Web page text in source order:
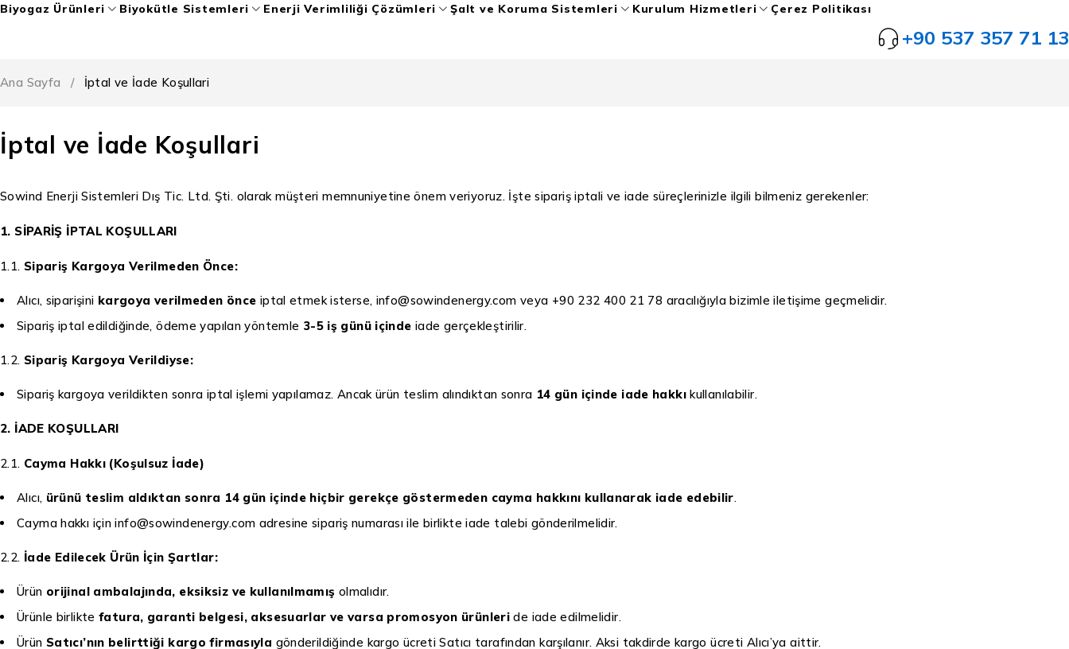
Biyogaz Ürünleri Biyokütle Sistemleri Enerji Verimliliği Çözümleri Şalt ve Koruma Sistemleri Kurulum Hizmetleri Çerez Politikası
+90 537 357 71 13
İptal ve İade Koşullari
Ana Sayfa / İptal ve İade Koşullari
Sowind Enerji Sistemleri Dış Tic. Ltd. Şti. olarak müşteri memnuniyetine önem veriyoruz. İşte sipariş iptali ve iade süreçlerinizle ilgili bilmeniz gerekenler:
1. SİPARİŞ İPTAL KOŞULLARI
1.1. Sipariş Kargoya Verilmeden Önce:
Alıcı, siparişini kargoya verilmeden önce iptal etmek isterse, info@sowindenergy.com veya +90 232 400 21 78 aracılığıyla bizimle iletişime geçmelidir.
Sipariş iptal edildiğinde, ödeme yapılan yöntemle 3-5 iş günü içinde iade gerçekleştirilir.
1.2. Sipariş Kargoya Verildiyse:
Sipariş kargoya verildikten sonra iptal işlemi yapılamaz. Ancak ürün teslim alındıktan sonra 14 gün içinde iade hakkıkullanılabilir.
2. İADE KOŞULLARI
2.1. Cayma Hakkı (Koşulsuz İade)
Alıcı, ürünü teslim aldıktan sonra 14 gün içinde hiçbir gerekçe göstermeden cayma hakkını kullanarak iade edebilir.
Cayma hakkı için info@sowindenergy.com adresine sipariş numarası ile birlikte iade talebi gönderilmelidir.
2.2. İade Edilecek Ürün İçin Şartlar:
Ürün orijinal ambalajında, eksiksiz ve kullanılmamış olmalıdır.
Ürünle birlikte fatura, garanti belgesi, aksesuarlar ve varsa promosyon ürünleri de iade edilmelidir.
Ürün Satıcı’nın belirttiği kargo firmasıyla gönderildiğinde kargo ücreti Satıcı tarafından karşılanır. Aksi takdirde kargo ücreti Alıcı’ya aittir.